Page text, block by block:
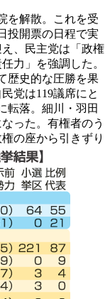
を解散。これを受
投開票の日程で実
、民主党は「政権
力」を強調した。
歴史的な圧勝を果
党は119議席にと
転落。細川・羽田
った。有権者のう
の座から引きずり